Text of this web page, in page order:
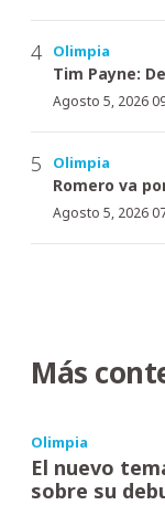
Olimpia
Tim Payne:
Agosto 5, 2026
Olimpia
Romero va
Agosto 5, 2026
Más
Olimpia
El nuevo
sobre su